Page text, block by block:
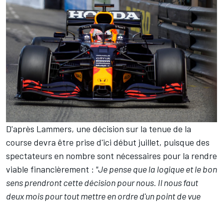
D'après Lammers, une décision sur la tenue de la
course devra être prise d'ici début juillet, puisque des
spectateurs en nombre sont nécessaires pour la rendre
viable financièrement : "Je pense que la logique et le bon
sens prendront cette décision pour nous. Il nous faut
deux mois pour tout mettre en ordre d'un point de vue